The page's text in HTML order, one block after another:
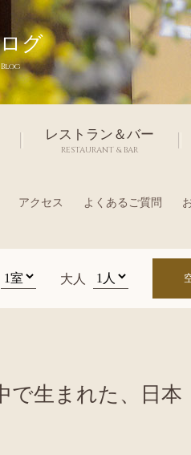
グ
Blog
レストラン＆バー
RESTAURANT & BAR
アクセス よくあるご質問
大人
で生まれた、日本